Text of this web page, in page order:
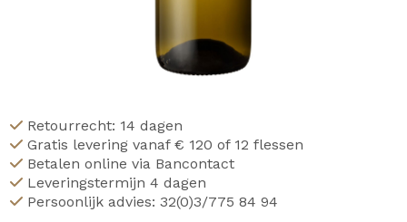
Retourrecht: 14 dagen
Gratis levering vanaf € 120 of 12 flessen
Betalen online via Bancontact
Leveringstermijn 4 dagen
Persoonlijk advies: 32(0)3/775 84 94